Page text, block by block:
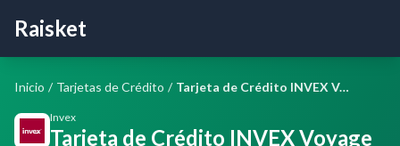
Raisket
Inicio / Tarjetas de Crédito / Tarjeta de Crédito INVEX Voyage
Invex
Tarjeta de Crédito INVEX Voyage